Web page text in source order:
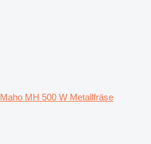
Maho MH 500 W Metallfräse